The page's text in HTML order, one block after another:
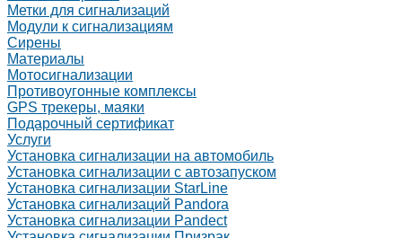
Метки для сигнализаций
Модули к сигнализациям
Сирены
Материалы
Мотосигнализации
Противоугонные комплексы
GPS трекеры, маяки
Подарочный сертификат
Услуги
Установка сигнализации на автомобиль
Установка сигнализации с автозапуском
Установка сигнализации StarLine
Установка сигнализаций Pandora
Установка сигнализации Pandect